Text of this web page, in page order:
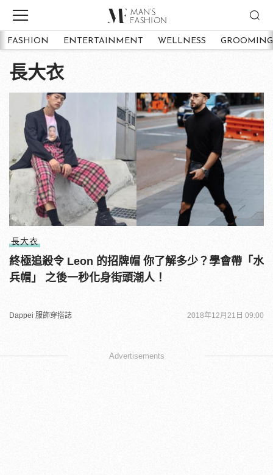
FASHION ENTERTAINMENT WELLNESS GROOMING
長大衣
長大衣
終極追殺令 Leon 的招牌帽 你了解多少？學會帶「水
兵帽」 之後一秒化身街頭潮人！
Dappei 服飾穿搭誌 2018年12月21日 09:00
Advertisements